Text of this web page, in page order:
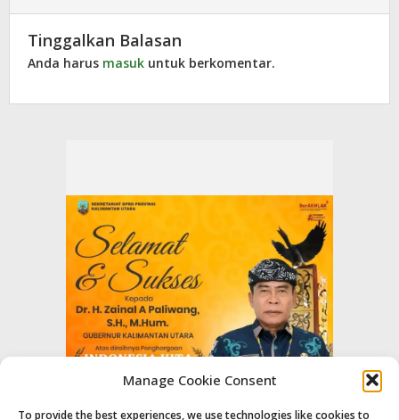
Manage Cookie Consent
To provide the best experiences, we use technologies like cookies to
Tinggalkan Balasan
Anda harus masuk untuk berkomentar.